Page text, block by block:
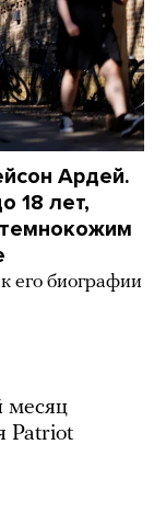
Ардей.
18 лет,
его биографии
месяц
Patriot